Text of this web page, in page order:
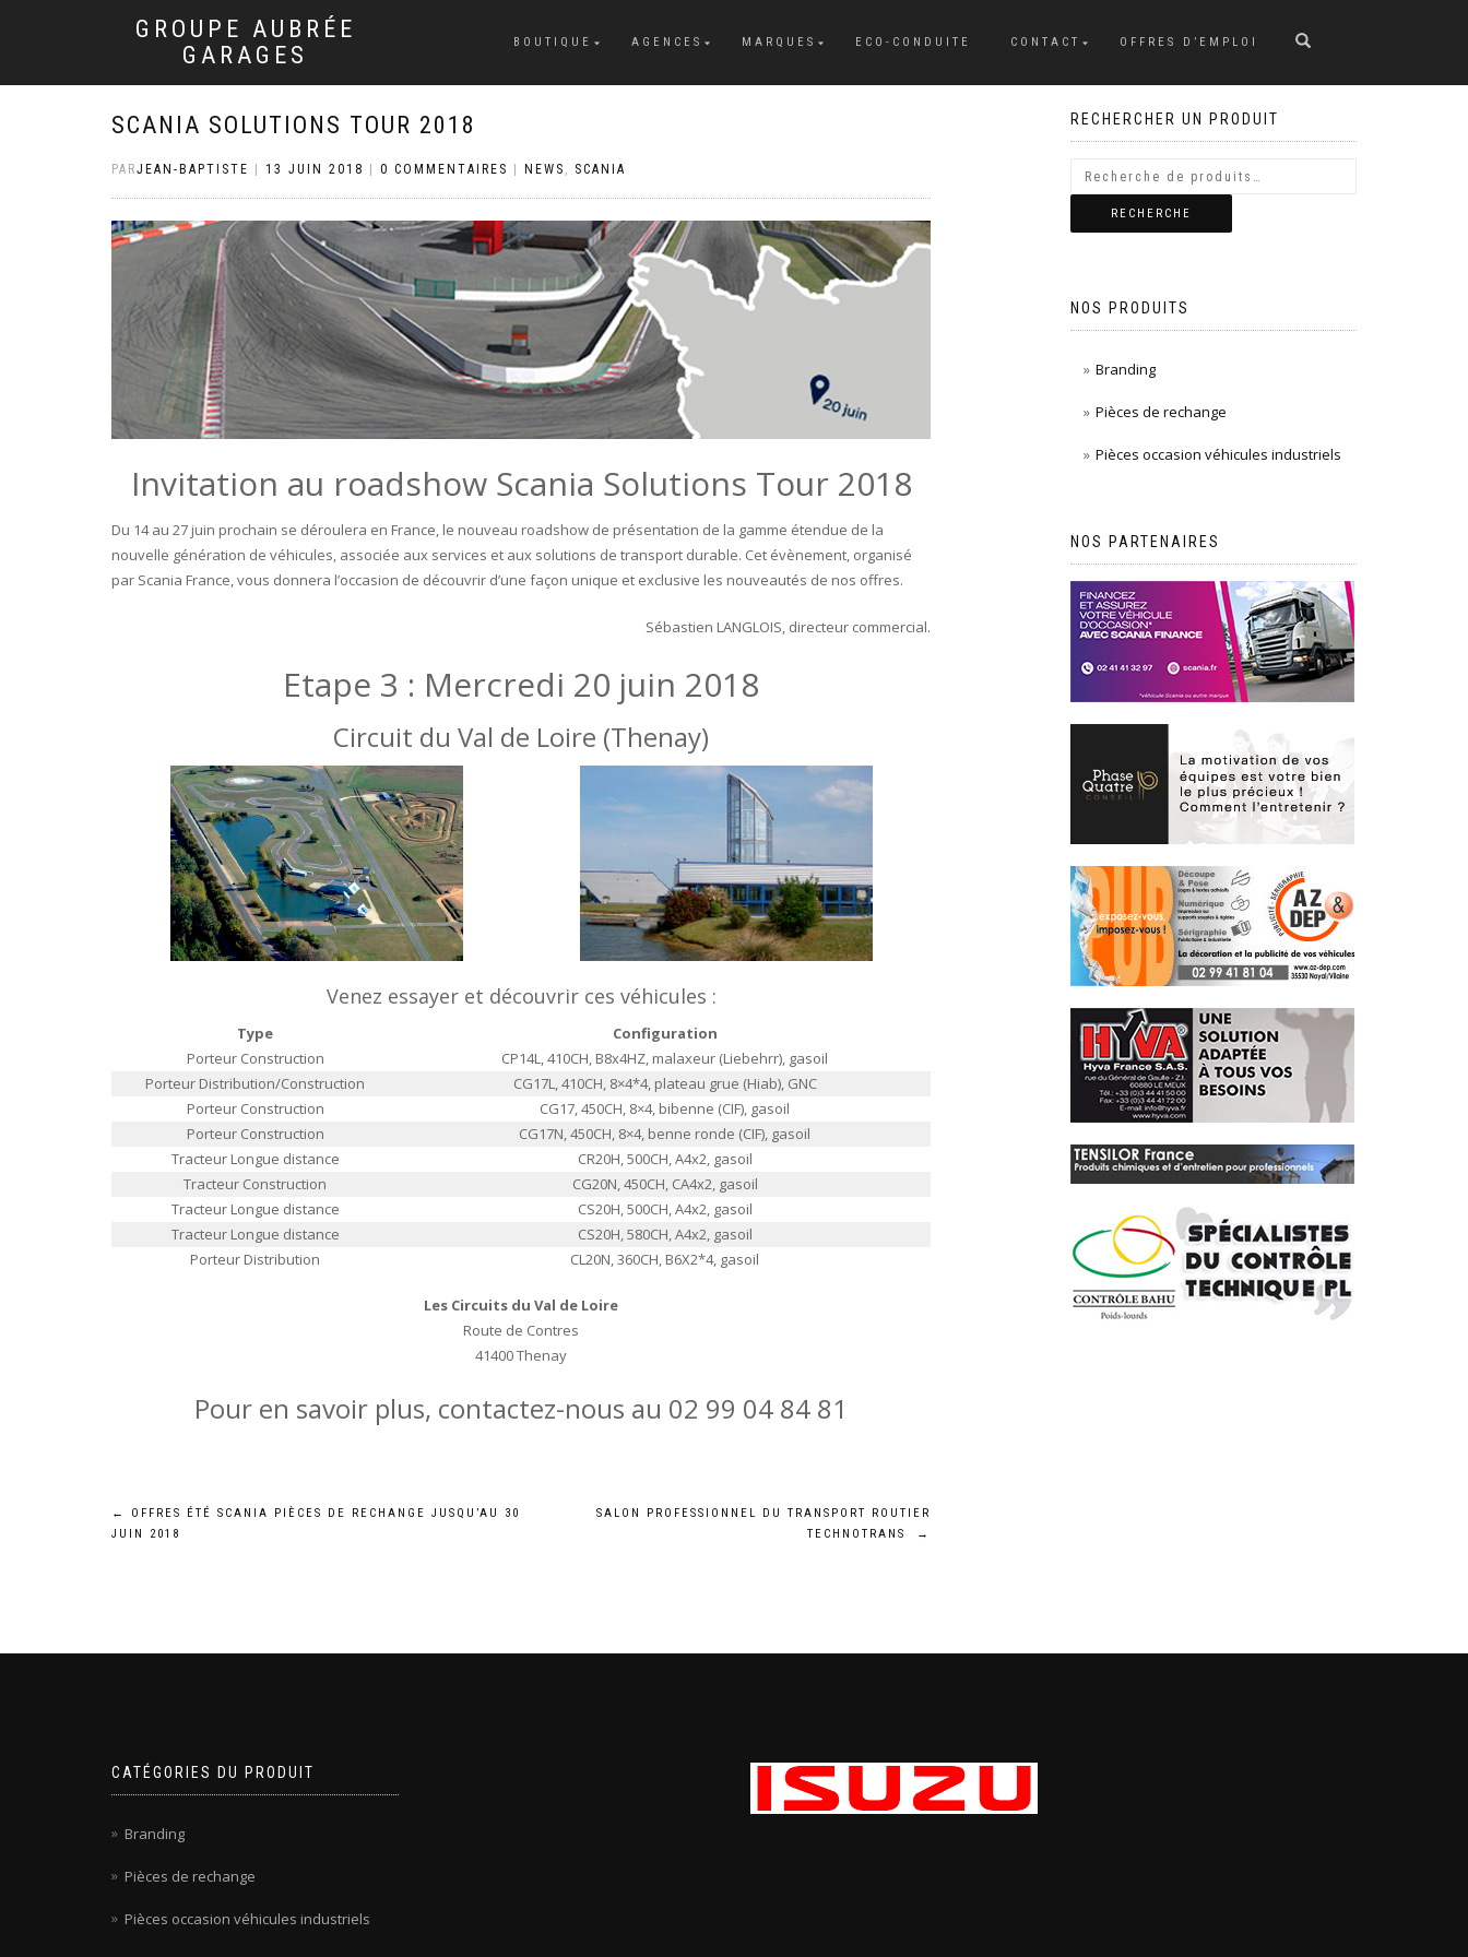
GROUPE AUBRÉE
GARAGES
BOUTIQUE AGENCES MARQUES ECO-CONDUITE CONTACT OFFRES D’EMPLOI
SCANIA SOLUTIONS TOUR 2018
PARJEAN-BAPTISTE 13 JUIN 2018 0 COMMENTAIRES NEWS , SCANIA
Invitation au roadshow Scania Solutions Tour 2018
Du 14 au 27 juin prochain se déroulera en France, le nouveau roadshow de présentation de la gamme étendue de la
nouvelle génération de véhicules, associée aux services et aux solutions de transport durable. Cet évènement, organisé
par Scania France, vous donnera l’occasion de découvrir d’une façon unique et exclusive les nouveautés de nos offres.
Sébastien LANGLOIS, directeur commercial.
Etape 3 : Mercredi 20 juin 2018
Circuit du Val de Loire (Thenay)
Venez essayer et découvrir ces véhicules :
Type
Configuration
Porteur Construction
CP14L, 410CH, B8x4HZ, malaxeur (Liebehrr), gasoil
Porteur Distribution/Construction
CG17L, 410CH, 8×4*4, plateau grue (Hiab), GNC
Porteur Construction
CG17, 450CH, 8×4, bibenne (CIF), gasoil
Porteur Construction
CG17N, 450CH, 8×4, benne ronde (CIF), gasoil
Tracteur Longue distance
CR20H, 500CH, A4x2, gasoil
Tracteur Construction
CG20N, 450CH, CA4x2, gasoil
Tracteur Longue distance
CS20H, 500CH, A4x2, gasoil
Tracteur Longue distance
CS20H, 580CH, A4x2, gasoil
Porteur Distribution
CL20N, 360CH, B6X2*4, gasoil
Les Circuits du Val de Loire
Route de Contres
41400 Thenay
Pour en savoir plus, contactez-nous au 02 99 04 84 81
Navigation
←
OFFRES ÉTÉ SCANIA PIÈCES DE RECHANGE JUSQU’AU 30
JUIN 2018
SALON PROFESSIONNEL DU TRANSPORT ROUTIER
TECHNOTRANS
→
RECHERCHER UN PRODUIT
RECHERCHE
NOS PRODUITS
Branding
Pièces de rechange
Pièces occasion véhicules industriels
NOS PARTENAIRES
CATÉGORIES DU PRODUIT
Branding
Pièces de rechange
Pièces occasion véhicules industriels